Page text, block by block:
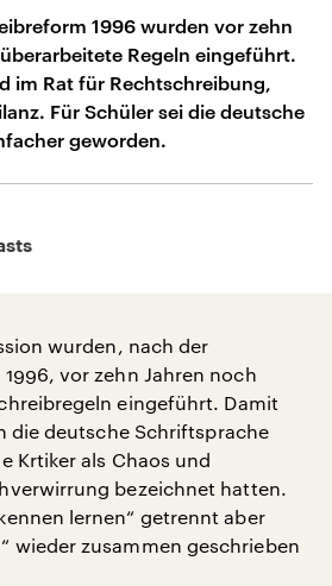
1996 wurden vor zehn
Regeln eingeführt.
im Rat für Rechtschreibung,
Für Schüler sei die deutsche
geworden.
wurden, nach der
vor zehn Jahren noch
eingeführt. Damit
die deutsche Schriftsprache
Krtiker als Chaos und
bezeichnet hatten.
lernen“ getrennt aber
wieder zusammen geschrieben